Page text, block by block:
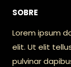
SOBRE
Lorem ipsum
elit. Ut elit
pulvinar